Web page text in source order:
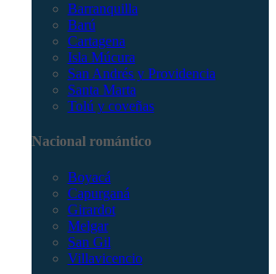
Barranquilla
Barú
Cartagena
Isla Múcura
San Andrés y Providencia
Santa Marta
Tolú y coveñas
Nacional romántico
Boyacá
Capurganá
Girardot
Melgar
San Gil
Villavicencio